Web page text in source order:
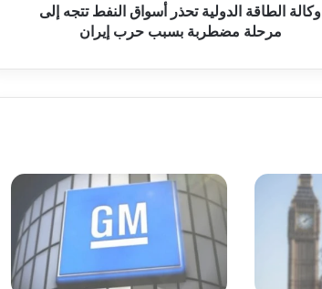
وكالة الطاقة الدولية تحذر أسواق النفط تتجه إلى
مرحلة مضطربة بسبب حرب إيران